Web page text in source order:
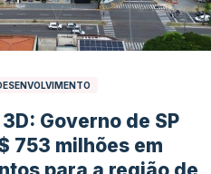
Governo de SP
753 milhões em